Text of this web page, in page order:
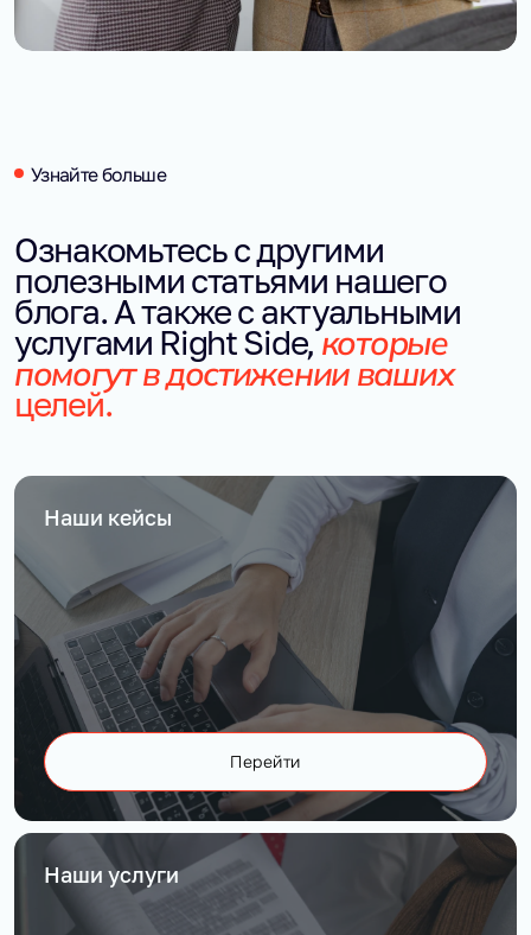
Узнайте больше
Ознакомьтесь с другими
полезными статьями нашего
блога. А также с актуальными
услугами Right Side,которые
помогут в достижении ваших
целей.
Наши кейсы
Перейти
Наши услуги